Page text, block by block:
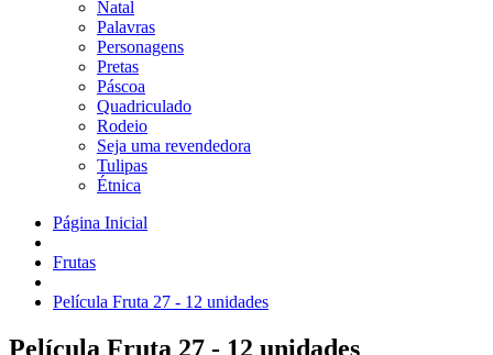
Natal
Palavras
Personagens
Pretas
Páscoa
Quadriculado
Rodeio
Seja uma revendedora
Tulipas
Étnica
Página Inicial
Frutas
Película Fruta 27 - 12 unidades
Película Fruta 27 - 12 unidades